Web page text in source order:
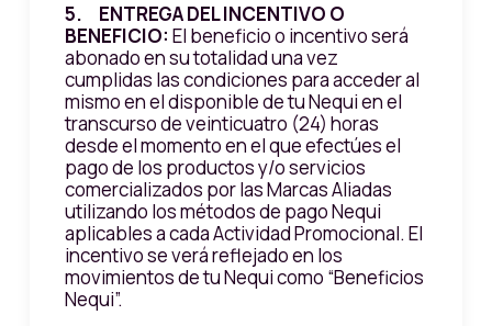
5. ENTREGA DEL INCENTIVO O
BENEFICIO: El beneficio o incentivo será
abonado en su totalidad una vez
cumplidas las condiciones para acceder al
mismo en el disponible de tu Nequi en el
transcurso de veinticuatro (24) horas
desde el momento en el que efectúes el
pago de los productos y/o servicios
comercializados por las Marcas Aliadas
utilizando los métodos de pago Nequi
aplicables a cada Actividad Promocional. El
incentivo se verá reflejado en los
movimientos de tu Nequi como “Beneficios
Nequi”.